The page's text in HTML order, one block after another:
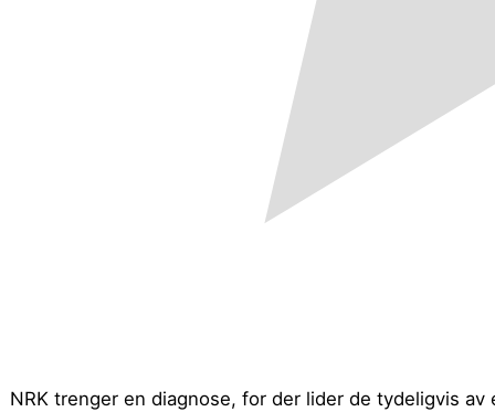
NRK trenger en diagnose, for der lider de tydeligvis